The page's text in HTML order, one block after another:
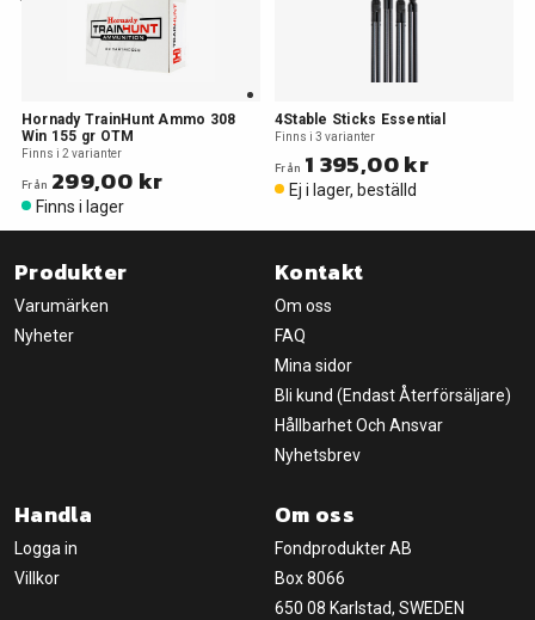
Hornady TrainHunt Ammo 308
Win 155 gr OTM
Finns i 2 varianter
Från 299,00 kr
Finns i lager
4Stable Sticks Essential
Finns i 3 varianter
Från 1 395,00 kr
Ej i lager, beställd
Produkter
Varumärken
Nyheter
Kontakt
Om oss
FAQ
Mina sidor
Bli kund (Endast Återförsäljare)
Hållbarhet Och Ansvar
Nyhetsbrev
Handla
Logga in
Villkor
Om oss
Fondprodukter AB
Box 8066
650 08 Karlstad, SWEDEN